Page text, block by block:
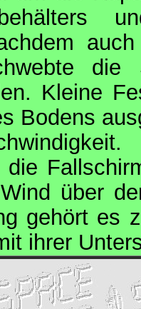
die
Kleine
Bodens
die
über
gehört es
ihrer